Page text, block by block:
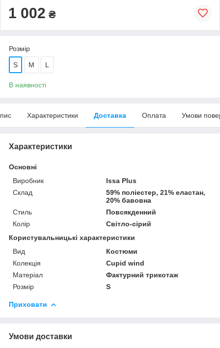
1 002 ₴
Розмір
S M L
В наявності
Характеристики Доставка Оплата Умови
Характеристики
Основні
Виробник
Issa Plus
Склад
59% поліестер, 21% еластан,
20% бавовна
Стиль
Повсякденний
Колір
Світло-сірий
Користувальницькі характеристики
Вид
Костюми
Колекція
Cupid wind
Матеріал
Фактурний трикотаж
Розмір
S
Приховати
Умови доставки